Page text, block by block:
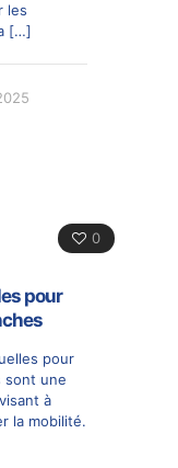
les
[…]
0
pour
pour
sont une
à
la mobilité.